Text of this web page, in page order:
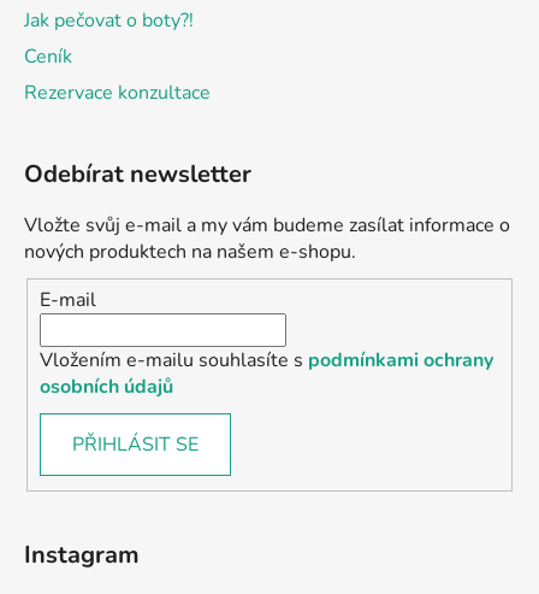
Jak pečovat o boty?!
Ceník
Rezervace konzultace
Odebírat newsletter
Vložte svůj e-mail a my vám budeme zasílat informace o
nových produktech na našem e-shopu.
E-mail
Vložením e-mailu souhlasíte s podmínkami ochrany
osobních údajů
PŘIHLÁSIT SE
Instagram